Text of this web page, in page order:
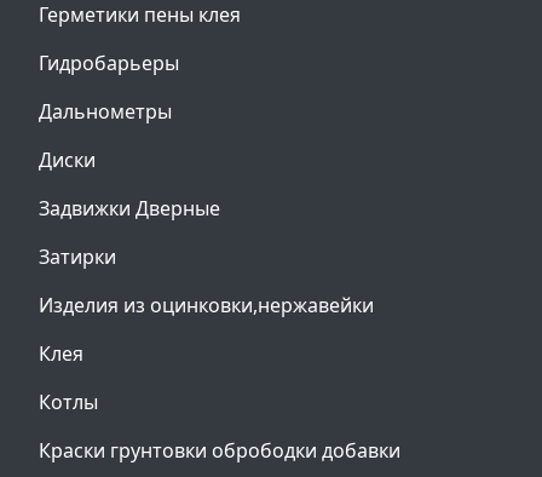
Герметики пены клея
Гидробарьеры
Дальнометры
Диски
Задвижки Дверные
Затирки
Изделия из оцинковки,нержавейки
Клея
Котлы
Краски грунтовки обрободки добавки